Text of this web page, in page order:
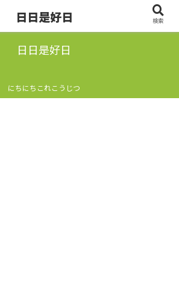
日日是好日
にちにちこれこうじつ
日日是好日 検索